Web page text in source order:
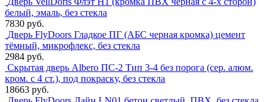
белый, эмаль, без стекла
7830 руб.
Дверь FlyDoors Гладкое ПГ (АБС черная кромка) цемент
тёмный, микрофлекс, без стекла
2984 руб.
Скрытая дверь Albero ПС-2 Тип 3-4 без порога (сер. алюм.
кром. с 4 ст.), под покраску, без стекла
18663 руб.